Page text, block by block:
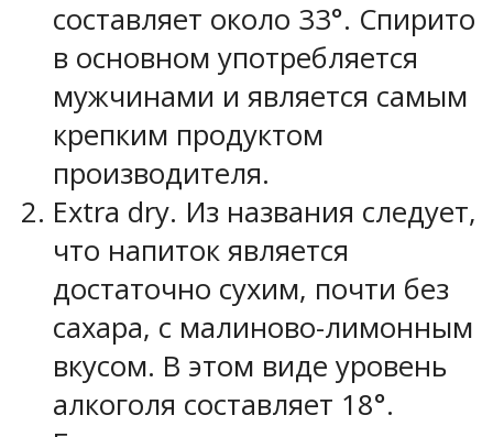
составляет около 33°. Спирито
в основном употребляется
мужчинами и является самым
крепким продуктом
производителя.
Extra dry. Из названия следует,
что напиток является
достаточно сухим, почти без
сахара, с малиново-лимонным
вкусом. В этом виде уровень
алкоголя составляет 18°.